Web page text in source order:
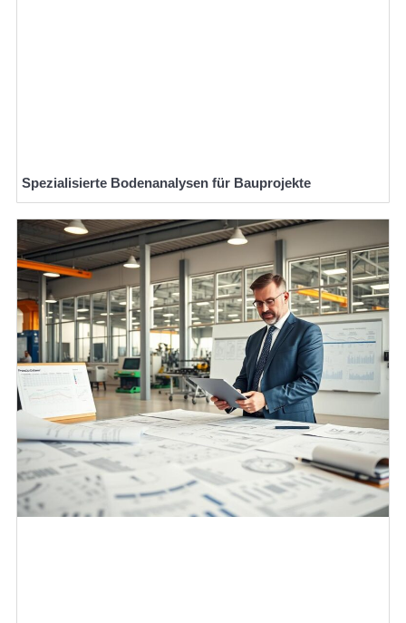
Spezialisierte Bodenanalysen für Bauprojekte